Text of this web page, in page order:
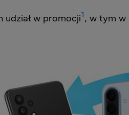
w promocji1, w tym w